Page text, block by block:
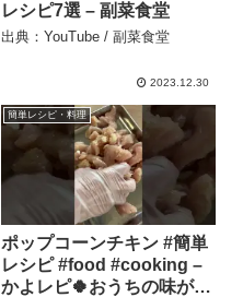
レシピ7選 – 副菜食堂
出典：YouTube / 副菜食堂
2023.12.30
簡単レシピ・料理
ポップコーンチキン #簡単
レシピ #food #cooking –
かよレピ🍀おうちの味が世